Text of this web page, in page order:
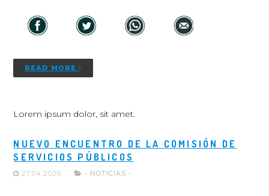
READ MORE
Lorem ipsum dolor, sit amet.
NUEVO ENCUENTRO DE LA COMISIÓN DE
SERVICIOS PÚBLICOS
27.04.2026 - NOTICIAS -